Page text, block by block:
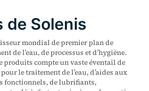
de Solenis
mondial de premier plan de
de l’eau, de processus et d’hygiène.
produits compte un vaste éventail de
le traitement de l’eau, d’aides aux
fonctionnels, de lubrifiants,